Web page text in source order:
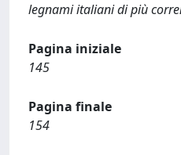
legnami italiani di più
Pagina iniziale
145
Pagina finale
154